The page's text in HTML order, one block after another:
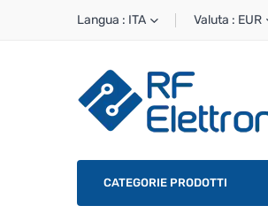
Langua : ITA Valuta : EUR
CATEGORIE PRODOTTI